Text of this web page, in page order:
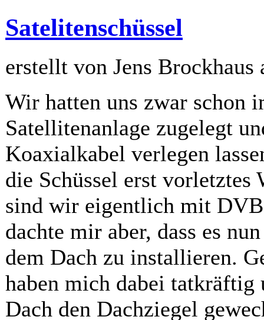
Satelitenschüssel
erstellt von Jens Brockhaus
Wir hatten uns zwar schon
Satellitenanlage zugelegt
Koaxialkabel verlegen
die Schüssel erst vorletztes
sind wir eigentlich mit
dachte mir aber, dass es
dem Dach zu installieren.
haben mich dabei tatkräftig
Dach den Dachziegel